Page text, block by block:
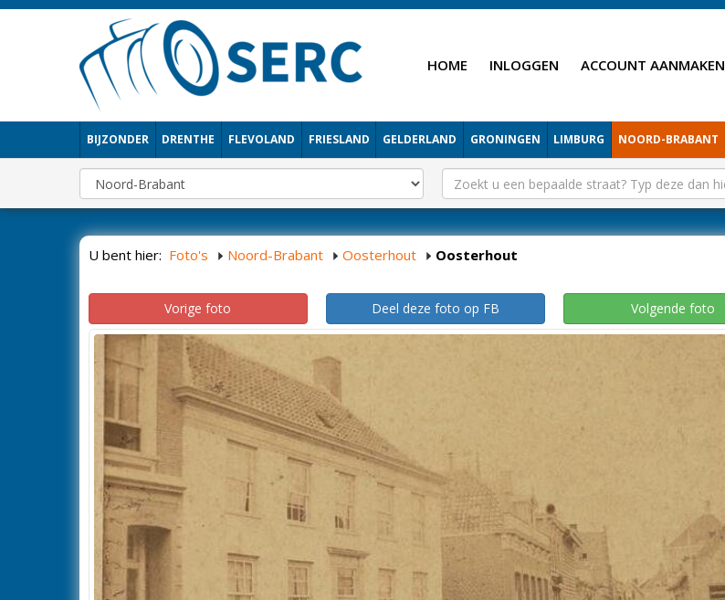
HOME INLOGGEN ACCOUNT AANMAKEN
BIJZONDER DRENTHE FLEVOLAND FRIESLAND GELDERLAND GRONINGEN LIMBURG NOORD-BRABANT
U bent hier: Foto's Noord-Brabant Oosterhout Oosterhout
Vorige foto Deel deze foto op FB Volgende foto